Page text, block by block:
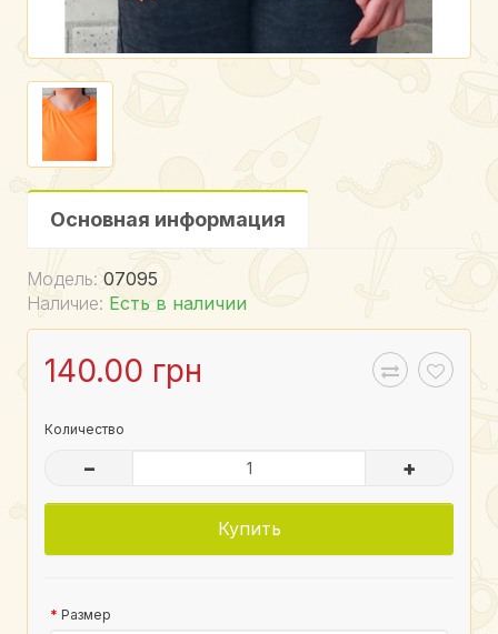
Основная информация
Модель: 07095
Наличие: Есть в наличии
140.00 грн
Количество
– +
Купить
Размер